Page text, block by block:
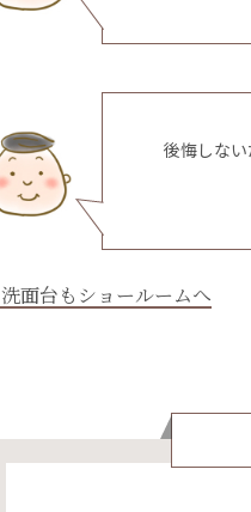
後悔しない
洗面台もショールームへ